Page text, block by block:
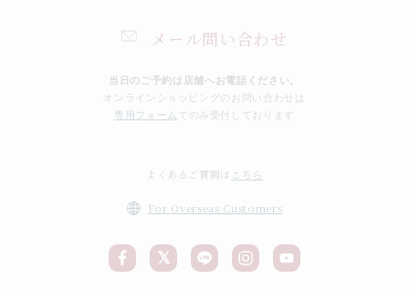
メール問い合わせ
当日のご予約は店舗へお電話ください。
オンラインショッピングのお問い合わせは
専用フォーム
でのみ受付しております
よくあるご質問は こちら
For Overseas Customers